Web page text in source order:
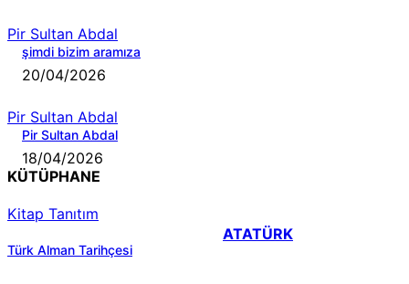
Pir Sultan Abdal
şimdi bizim aramıza
20/04/2026
Pir Sultan Abdal
Pir Sultan Abdal
18/04/2026
KÜTÜPHANE
Kitap Tanıtım
Türk Alman Tarihçesi
ATATÜRK